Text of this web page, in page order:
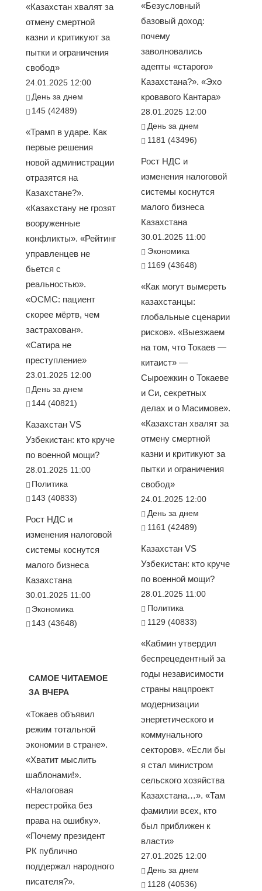
«Казахстан хвалят за
отмену смертной
казни и критикуют за
пытки и ограничения
свобод»
24.01.2025 12:00
День за днем
145 (42489)
«Трамп в ударе. Как
первые решения
новой администрации
отразятся на
Казахстане?».
«Казахстану не грозят
вооруженные
конфликты». «Рейтинг
управленцев не
бьется с
реальностью».
«ОСМС: пациент
скорее мёртв, чем
застрахован».
«Сатира не
преступление»
23.01.2025 12:00
День за днем
144 (40821)
Казахстан VS
Узбекистан: кто круче
по военной мощи?
28.01.2025 11:00
Политика
143 (40833)
Рост НДС и
изменения налоговой
системы коснутся
малого бизнеса
Казахстана
30.01.2025 11:00
Экономика
143 (43648)
САМОЕ ЧИТАЕМОЕ
ЗА ВЧЕРА
«Токаев объявил
режим тотальной
экономии в стране».
«Хватит мыслить
шаблонами!».
«Налоговая
перестройка без
права на ошибку».
«Почему президент
РК публично
поддержал народного
писателя?».
«Безусловный
базовый доход:
почему
заволновались
адепты «старого»
Казахстана?». «Эхо
кровавого Кантара»
28.01.2025 12:00
День за днем
1181 (43496)
Рост НДС и
изменения налоговой
системы коснутся
малого бизнеса
Казахстана
30.01.2025 11:00
Экономика
1169 (43648)
«Как могут вымереть
казахстанцы:
глобальные сценарии
рисков». «Выезжаем
на том, что Токаев —
китаист» —
Сыроежкин о Токаеве
и Си, секретных
делах и о Масимове».
«Казахстан хвалят за
отмену смертной
казни и критикуют за
пытки и ограничения
свобод»
24.01.2025 12:00
День за днем
1161 (42489)
Казахстан VS
Узбекистан: кто круче
по военной мощи?
28.01.2025 11:00
Политика
1129 (40833)
«Кабмин утвердил
беспрецедентный за
годы независимости
страны нацпроект
модернизации
энергетического и
коммунального
секторов». «Если бы
я стал министром
сельского хозяйства
Казахстана…». «Там
фамилии всех, кто
был приближен к
власти»
27.01.2025 12:00
День за днем
1128 (40536)